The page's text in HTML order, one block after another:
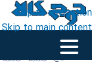
Skip to navigation
Skip to main content
خانه‹32 اینچ /تلویزیون/تلویزیون LED